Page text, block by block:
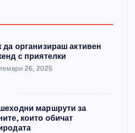
да организираш активен
с приятелки
26, 2025
маршрути за
които обичат